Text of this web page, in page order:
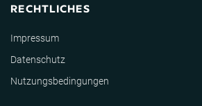
RECHTLICHES
Impressum
Datenschutz
Nutzungsbedingungen